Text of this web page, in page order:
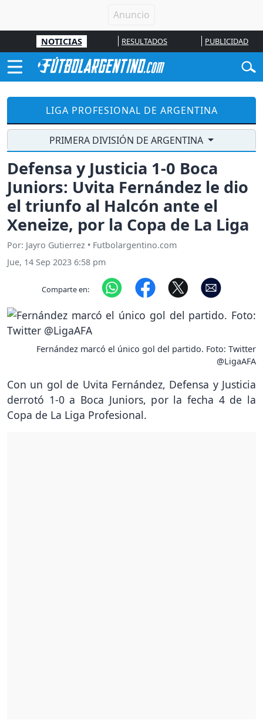
NOTICIAS RESULTADOS PUBLICIDAD
LIGA PROFESIONAL DE ARGENTINA
PRIMERA DIVISIÓN DE ARGENTINA
Defensa y Justicia 1-0 Boca
Juniors: Uvita Fernández le dio
el triunfo al Halcón ante el
Xeneize, por la Copa de La Liga
Por: Jayro Gutierrez • Futbolargentino.com
Jue, 14 Sep 2023 6:58 pm
Comparte en:
Fernández marcó el único gol del partido. Foto: Twitter
@LigaAFA
Con un gol de Uvita Fernández, Defensa y Justicia
derrotó 1-0 a Boca Juniors, por la fecha 4 de la
Copa de La Liga Profesional.